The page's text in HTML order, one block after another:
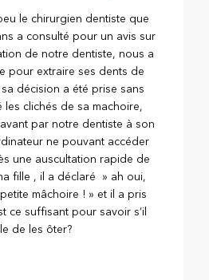
le chirurgien dentiste que
a consulté pour un avis sur
de notre dentiste, nous a
pour extraire ses dents de
décision a été prise sans
les clichés de sa machoire,
par notre dentiste à son
ne pouvant accéder
une auscultation rapide de
fille , il a déclaré » ah oui,
mâchoire ! » et il a pris
ce suffisant pour savoir s’il
de les ôter?